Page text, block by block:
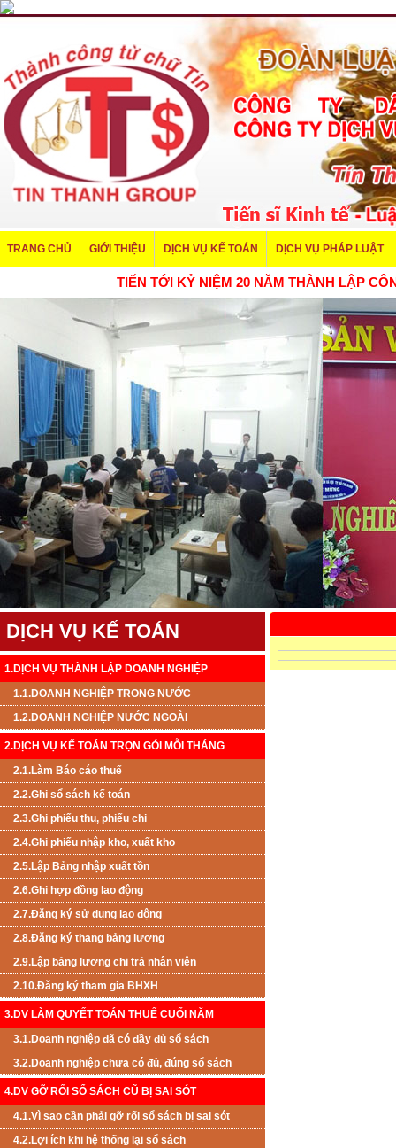
TRANG CHỦ GIỚI THIỆU DỊCH VỤ KẾ TOÁN DỊCH VỤ PHÁP LUẬT
TIẾN TỚI KỶ NIỆM 20 NĂM THÀNH
DỊCH VỤ KẾ TOÁN
1.DỊCH VỤ THÀNH LẬP DOANH NGHIỆP
1.1.DOANH NGHIỆP TRONG NƯỚC
1.2.DOANH NGHIỆP NƯỚC NGOÀI
2.DỊCH VỤ KẾ TOÁN TRỌN GÓI MỖI THÁNG
2.1.Làm Báo cáo thuế
2.2.Ghi sổ sách kế toán
2.3.Ghi phiếu thu, phiếu chi
2.4.Ghi phiếu nhập kho, xuất kho
2.5.Lập Bảng nhập xuất tồn
2.6.Ghi hợp đồng lao động
2.7.Đăng ký sử dụng lao động
2.8.Đăng ký thang bảng lương
2.9.Lập bảng lương chi trả nhân viên
2.10.Đăng ký tham gia BHXH
3.DV LÀM QUYẾT TOÁN THUẾ CUỐI NĂM
3.1.Doanh nghiệp đã có đầy đủ sổ sách
3.2.Doanh nghiệp chưa có đủ, đúng sổ sách
4.DV GỠ RỐI SỔ SÁCH CŨ BỊ SAI SÓT
4.1.Vì sao cần phải gỡ rối sổ sách bị sai sót
4.2.Lợi ích khi hệ thống lại sổ sách